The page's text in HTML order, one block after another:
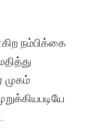
நம்பிக்கை
முகம்